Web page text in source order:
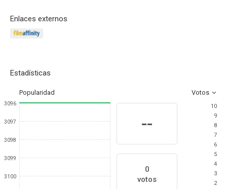
Enlaces externos
Estadísticas
Popularidad Votos
3096
3097
3098
3099
3100
--
0
votos
10
9
8
7
6
5
4
3
2